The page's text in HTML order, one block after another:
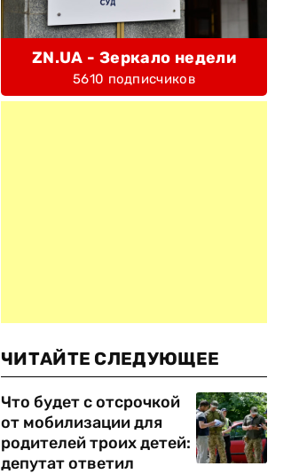
ZN.UA - Зеркало недели
5610 подписчиков
ЧИТАЙТЕ СЛЕДУЮЩЕЕ
Что будет с отсрочкой
от мобилизации для
родителей троих детей:
депутат ответил